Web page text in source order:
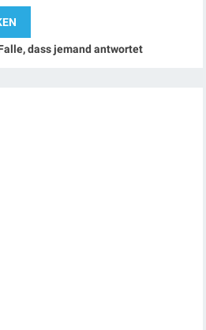
dass jemand antwortet